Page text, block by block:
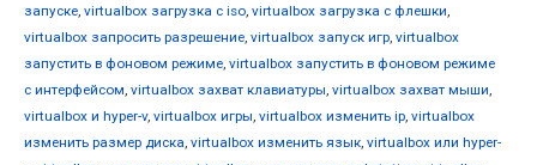
запуске, virtualbox загрузка с iso, virtualbox загрузка с флешки,
virtualbox запросить разрешение, virtualbox запуск игр, virtualbox
запустить в фоновом режиме, virtualbox запустить в фоновом режиме
с интерфейсом, virtualbox захват клавиатуры, virtualbox захват мыши,
virtualbox и hyper-v, virtualbox игры, virtualbox изменить ip, virtualbox
изменить размер диска, virtualbox изменить язык, virtualbox или hyper-